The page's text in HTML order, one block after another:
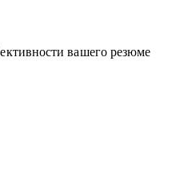
вашего резюме